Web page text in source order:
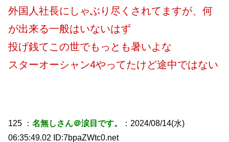
外国人社長にしゃぶり尽くされてますが、何
が出来る一般はいないはず
投げ銭てこの世でもっとも暑いよな
スターオーシャン4やってたけど途中ではない
125 ：名無しさん＠涙目です。
：2024/08/14(水)
06:35:49.02 ID:7bpaZWtc0.net